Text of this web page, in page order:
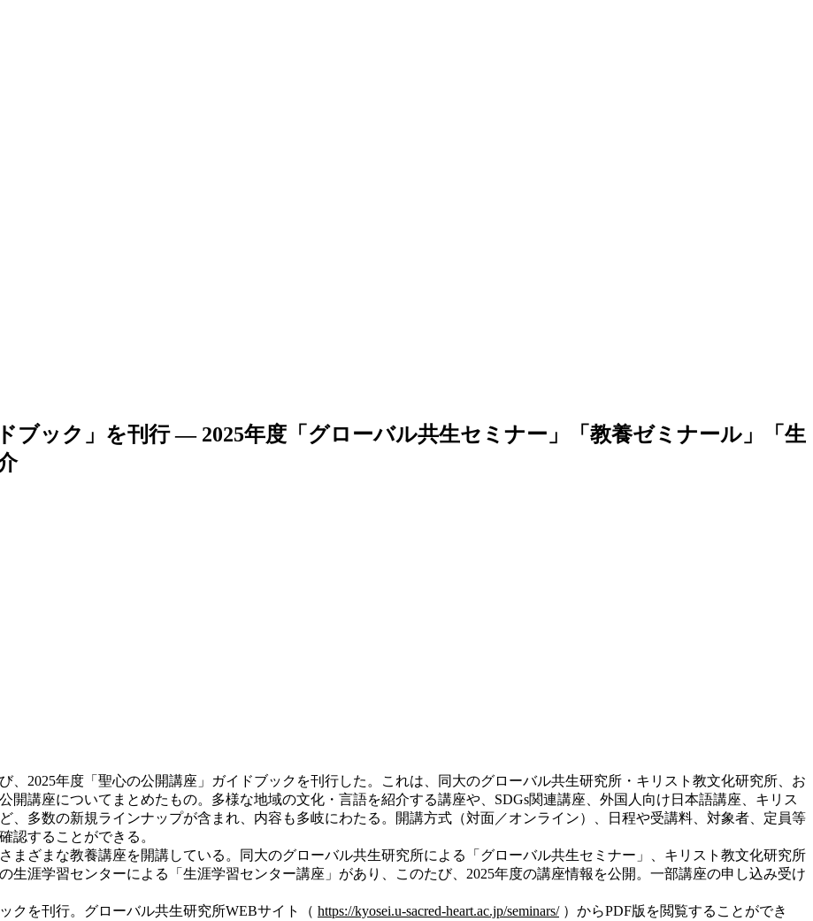
ブック」を刊行 ― 2025年度「グローバル共生セミナー」「教養ゼミナール」「生
、2025年度「聖心の公開講座」ガイドブックを刊行した。これは、同大のグローバル共生研究所・キリスト教文化研究所、お
開講座についてまとめたもの。多様な地域の文化・言語を紹介する講座や、SDGs関連講座、外国人向け日本語講座、キリス
、多数の新規ラインナップが含まれ、内容も多岐にわたる。開講方式（対面／オンライン）、日程や受講料、対象者、定員等
認することができる。
ざまな教養講座を開講している。同大のグローバル共生研究所による「グローバル共生セミナー」、キリスト教文化研究所
生涯学習センターによる「生涯学習センター講座」があり、このたび、2025年度の講座情報を公開。一部講座の申し込み受け
を刊行。グローバル共生研究所WEBサイト（ https://kyosei.u-sacred-heart.ac.jp/seminars/）からPDF版を閲覧することができ